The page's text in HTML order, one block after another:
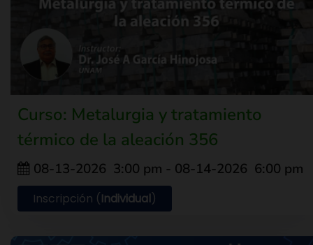
Curso: Metalurgia y tratamiento
térmico de la aleación 356
08-13-2026 3:00 pm - 08-14-2026 6:00 pm
Inscripción (Individual)